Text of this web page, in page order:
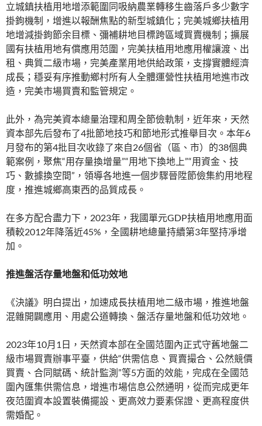
立城鎮扶植用地增添範圍同吸納農業轉移生齒落戶多少數字
掛鉤機制，增進以報酬焦點的新型城鎮化；完美城鄉扶植用
地增減掛鉤節余目標、彌補耕地目標跨區域買賣機制；擴展
國有扶植用地有償應用范圍，完美扶植用地應用權讓渡、出
租、典質二級市場，完美產業用地供給政策，支撐實體經濟
成長；穩妥有序推動鄉村所有人全體運營性扶植用地進市改
造，完美市場買賣和監管規定。
此外，為完美資本總量治理和周全節儉軌制，近年來，天然
資本部先后發布了4批節地技巧和節地形式推舉目次。本年6
月發布的第4批目次收錄了來自26個省（區、市）的38個典
範案例，聚焦“用存量換增量”“用地下換地上”“用資金、技
巧、數據換空間”，領導各地進一個步驟晉陞節儉集約用地程
度，推進城鄉高東西的品質成長。
在多方配合盡力下，2023年，我國單元GDP扶植用地應用面
積較2012年降落近45%，全國耕地總量持續第3年堅持凈增
加。
推進盤活存量地盤和低功效地
《決議》明白提出，加速成長扶植用地二級市場，推進地盤
混雜開闢應用、用處公道轉換、盤活存量地盤和低功效地。
2023年10月1日，天然資本部在全國范圍內正式守舊地盤二
級市場買賣辦事平臺，供給“供需信息、買賣撮合、公然競價
買賣、合同賦碼、統計監測”等5方面的效能，完成在全國范
圍內匯集供需信息，增進市場信息公然通明，從而完成更年
夜范圍資本設置裝備擺設、更高效力要素保證、更高程度供
需婚配。